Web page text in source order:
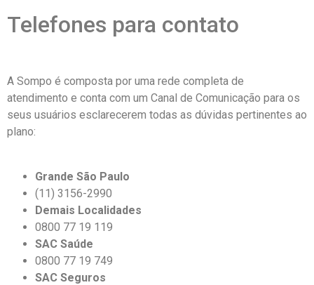
Telefones para contato
A Sompo é composta por uma rede completa de
atendimento e conta com um Canal de Comunicação para os
seus usuários esclarecerem todas as dúvidas pertinentes ao
plano:
Grande São Paulo
(11) 3156-2990
Demais Localidades
0800 77 19 119
SAC Saúde
0800 77 19 749
SAC Seguros